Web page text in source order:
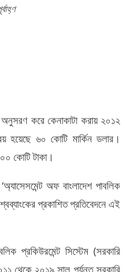
করে কেনাকাটা করায় ২০১২
হয়েছে ৬০ কোটি মার্কিন ডলার।
কোটি টাকা।
অফ বাংলাদেশ পাবলিক
প্রকাশিত প্রতিবেদনে এই
প্রকিউরমেন্ট সিস্টেম (সরকারি